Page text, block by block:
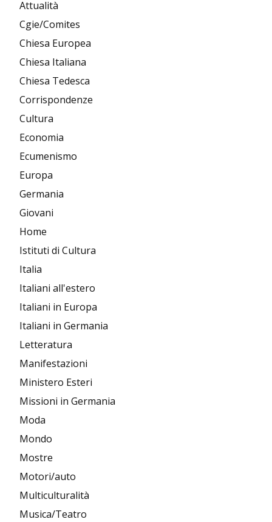
Attualità
Cgie/Comites
Chiesa Europea
Chiesa Italiana
Chiesa Tedesca
Corrispondenze
Cultura
Economia
Ecumenismo
Europa
Germania
Giovani
Home
Istituti di Cultura
Italia
Italiani all'estero
Italiani in Europa
Italiani in Germania
Letteratura
Manifestazioni
Ministero Esteri
Missioni in Germania
Moda
Mondo
Mostre
Motori/auto
Multiculturalità
Musica/Teatro